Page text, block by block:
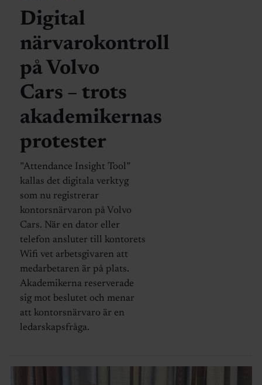
Digital
närvarokontroll
på Volvo
Cars – trots
akademikernas
protester
”Attendance Insight Tool”
kallas det digitala verktyg
som nu registrerar
kontorsnärvaron på Volvo
Cars. När en dator eller
telefon ansluter till kontorets
Wifi vet arbetsgivaren att
medarbetaren är på plats.
Akademikerna reserverade
sig mot beslutet och menar
att kontorsnärvaro är en
ledarskapsfråga.